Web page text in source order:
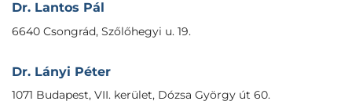
Dr. Lantos Pál
6640 Csongrád, Szőlőhegyi u. 19.
Dr. Lányi Péter
1071 Budapest, VII. kerület, Dózsa György út 60.